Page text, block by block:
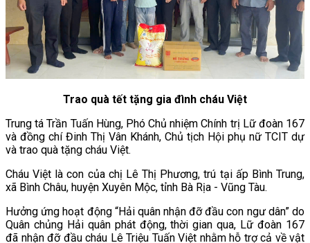
Trao quà tết tặng gia đình cháu Việt
Trung tá Trần Tuấn Hùng, Phó Chủ nhiệm Chính trị Lữ đoàn 167
và đồng chí Đinh Thị Vân Khánh, Chủ tịch Hội phụ nữ TCIT dự
và trao quà tặng cháu Việt.
Cháu Việt là con của chị Lê Thị Phương, trú tại ấp Bình Trung,
xã Bình Châu, huyện Xuyên Mộc, tỉnh Bà Rịa - Vũng Tàu.
Hưởng ứng hoạt động “Hải quân nhận đỡ đầu con ngư dân” do
Quân chủng Hải quân phát động, thời gian qua, Lữ đoàn 167
đã nhận đỡ đầu cháu Lê Triệu Tuấn Việt nhằm hỗ trợ cả về vật